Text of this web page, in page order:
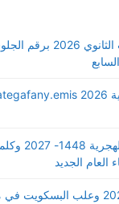
معرفة نتيجة الصف الثالث
رسائل
جميع أسعار كحك العيد 2026 وعلب